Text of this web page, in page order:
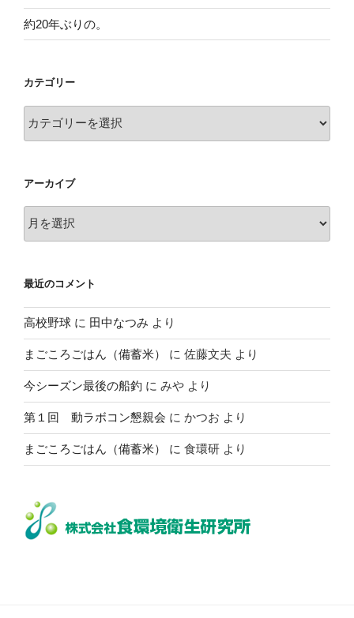
約20年ぶりの。
カテゴリー
テ
ー
アーカイブ
ー
ブ
最近のコメント
高校野球 に 田中なつみ より
まごころごはん（備蓄米） に 佐藤文夫 より
今シーズン最後の船釣 に みや より
第１回 動ラボコン懇親会 に かつお より
まごころごはん（備蓄米） に 食環研 より